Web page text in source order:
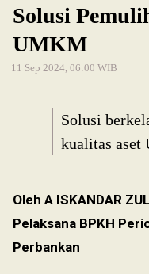
Solusi
UMKM
11 Sep 2024, 06:00 WIB
Solusi
kualitas aset
Oleh A ISKANDAR
Pelaksana BPKH
Perbankan